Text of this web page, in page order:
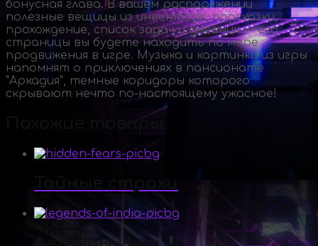
бонусная глава. В вашем распоряжении
полезные вещицы из инвентаря, подсказки,
прохождение, список задач и дневник — его
страницы вы будете находить по мере
продвижения в игре. Музыка и картинки из игры
напомнят о приключениях в пансионате
"Аркадия", темные коридоры которого
скрывают нечто по-настоящему ужасное!